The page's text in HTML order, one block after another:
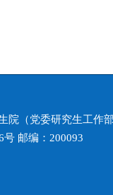
院（党委研究生工作
邮编：200093